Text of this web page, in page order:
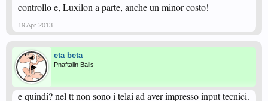
controllo e, Luxilon a parte, anche un minor costo!
19 Apr 2013
eta beta
Pnaftalin Balls
e quindi? nel tt non sono i telai ad aver impresso input tecnici.